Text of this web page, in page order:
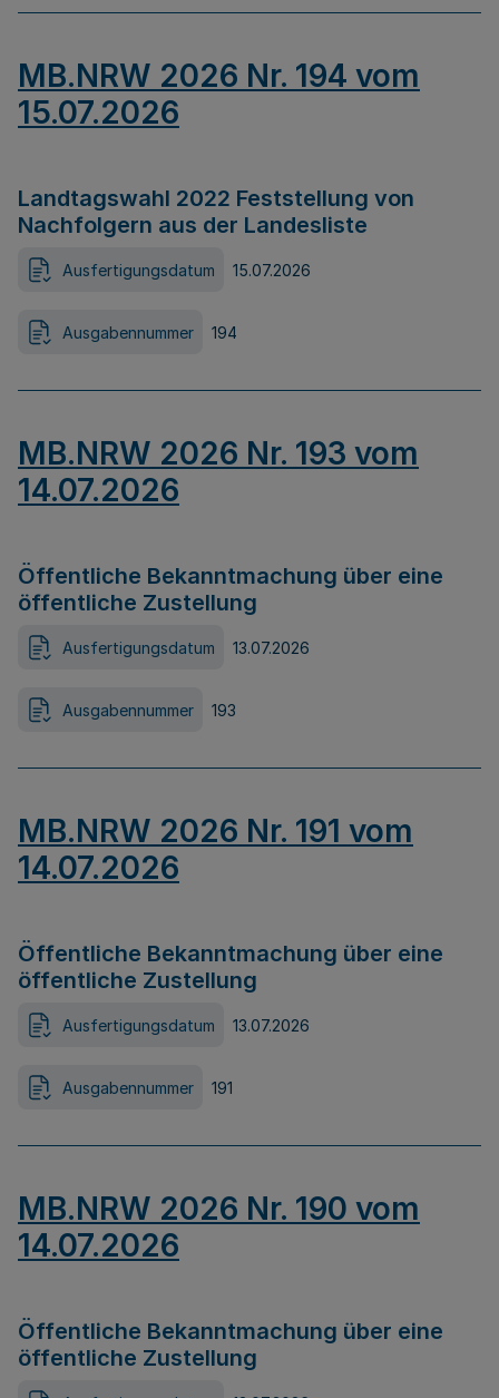
MB.NRW 2026 Nr. 194 vom
15.07.2026
Landtagswahl 2022 Feststellung von
Nachfolgern aus der Landesliste
Ausfertigungsdatum 15.07.2026
Ausgabennummer 194
MB.NRW 2026 Nr. 193 vom
14.07.2026
Öffentliche Bekanntmachung über eine
öffentliche Zustellung
Ausfertigungsdatum 13.07.2026
Ausgabennummer 193
MB.NRW 2026 Nr. 191 vom
14.07.2026
Öffentliche Bekanntmachung über eine
öffentliche Zustellung
Ausfertigungsdatum 13.07.2026
Ausgabennummer 191
MB.NRW 2026 Nr. 190 vom
14.07.2026
Öffentliche Bekanntmachung über eine
öffentliche Zustellung